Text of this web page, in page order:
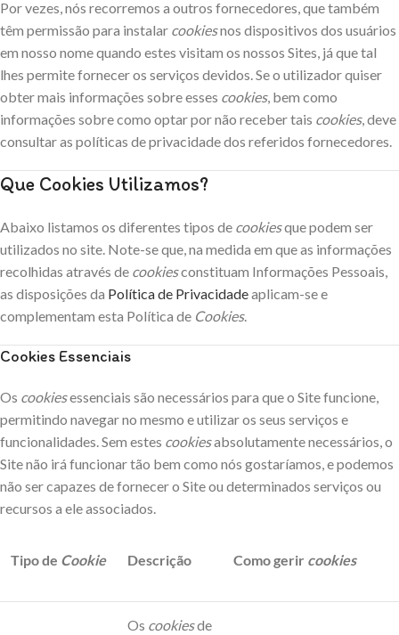
Por vezes, nós recorremos a outros fornecedores, que também
têm permissão para instalar cookiesnos dispositivos dos usuários
em nosso nome quando estes visitam os nossos Sites, já que tal
lhes permite fornecer os serviços devidos. Se o utilizador quiser
obter mais informações sobre esses cookies, bem como
informações sobre como optar por não receber tais cookies, deve
consultar as políticas de privacidade dos referidos fornecedores.
Que Cookies Utilizamos?
Abaixo listamos os diferentes tipos de cookiesque podem ser
utilizados no site. Note-se que, na medida em que as informações
recolhidas através de cookiesconstituam Informações Pessoais,
as disposições da Política de Privacidadeaplicam-se e
complementam esta Política de Cookies.
Cookies Essenciais
Os cookiesessenciais são necessários para que o Site funcione,
permitindo navegar no mesmo e utilizar os seus serviços e
funcionalidades. Sem estes cookiesabsolutamente necessários, o
Site não irá funcionar tão bem como nós gostaríamos, e podemos
não ser capazes de fornecer o Site ou determinados serviços ou
recursos a ele associados.
Tipo de Cookie Descrição Como gerir cookies
Os cookiesde